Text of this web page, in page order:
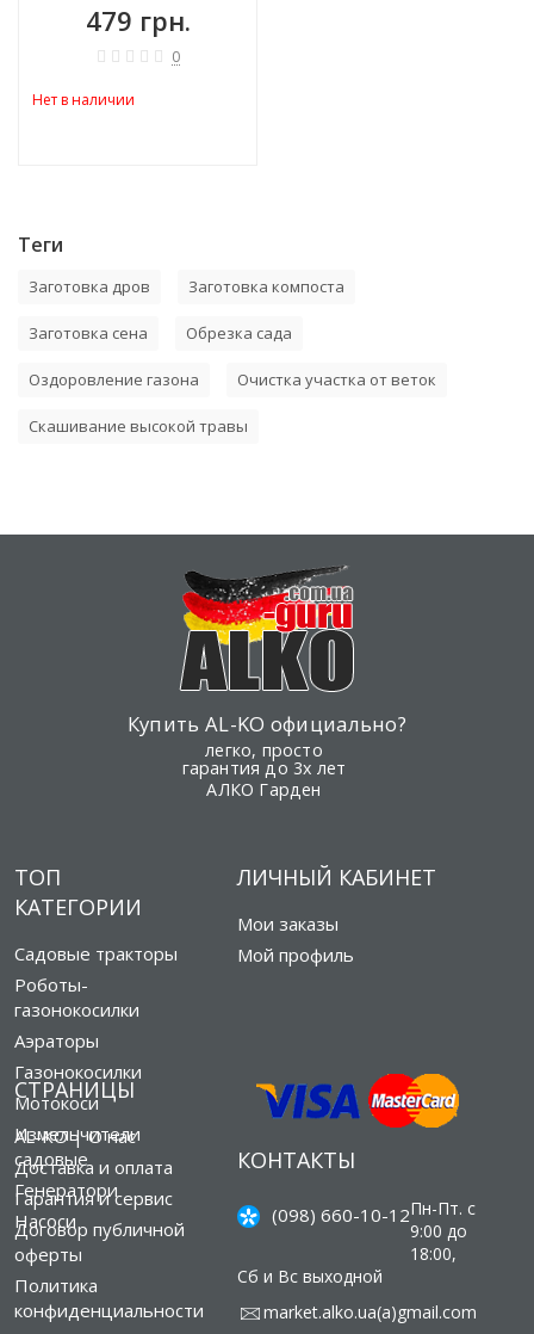
479 грн.
0
Нет в наличии
Теги
Заготовка дров Заготовка компоста
Заготовка сена Обрезка сада
Оздоровление газона Очистка участка от веток
Скашивание высокой травы
Купить AL-KO официально?
легко, просто
гарантия до 3х лет
АЛКО Гарден
ТОП
КАТЕГОРИИ
Садовые тракторы
Роботы-
газонокосилки
Аэраторы
Газонокосилки
Мотокоси
Измельчители
садовые
Генератори
Насоси
СТРАНИЦЫ
AL-KO | О нас
Доставка и оплата
Гарантия и сервис
Договор публичной
оферты
Политика
конфиденциальности
ЛИЧНЫЙ КАБИНЕТ
Мои заказы
Мой профиль
КОНТАКТЫ
(098) 660-10-12Пн-Пт. с
9:00 до
18:00,
Сб и Вс выходной
market.alko.ua(а)gmail.com